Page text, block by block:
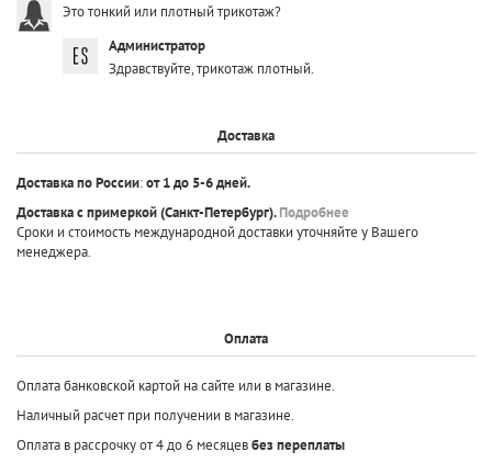
Это тонкий или плотный трикотаж?
Администратор
Здравствуйте, трикотаж плотный.
Доставка
Доставка по России:от 1 до 5-6 дней.
Доставка с примеркой(Санкт-Петербург).Подробнее
Сроки и стоимость международной доставки уточняйте у Вашего
менеджера.
Оплата
Оплата банковской картой на сайте или в магазине.
Наличный расчет при получении в магазине.
Оплата в рассрочку от 4 до 6 месяцевбез переплаты